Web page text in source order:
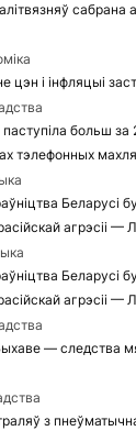
сабрана
цэн і інфляцыі
больш за
тэлефонных
Беларусі
агрэсіі —
Беларусі
агрэсіі —
— следства
з